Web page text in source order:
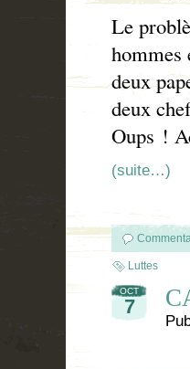
Le
hommes
deux
deux
Oups !
(suite…)
Luttes
OCT
7